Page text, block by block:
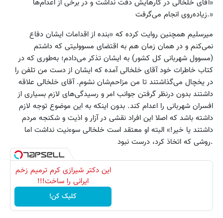
زیاده‌روی انجام می‌گرفت.»
میرسلیم همچنین روایت کرده که «بنده از اقدامات ایشان دفاع
نمی‌کنم و در همان زمان هم به اقتضای مسوولیتی که داشتم
(مسوول شهربانی کل کشور) به ایشان تذکر می‌دادم؛ به‌طوری که در
کتاب خاطرات خود آقای خلخالی آمده که ایشان از دست من تلفن را
در یخچال می‌گذاشتند تا من مزاحم‌شان نشوم. آقای خلخالی علاقه
داشتند بدون درنظر گرفتن جوانب امر و رسیدگی‌های لازم بسیاری از
افسران شهربانی را اعدام کند. بدون اینکه به این موضوع توجه لازم
داشته باشد که اصلا این افراد نقشی در آزار و اذیت و شکنجه مردم
داشتند یا خیر!» البته او معتقد است خلخالی سوءنیت نداشت اما
روشی که اتخاذ کرد، درست نبود.
این دکتر شیرازی کرم ترمیم زخم
ایرانی را ساخت!!!
کلیک کن!